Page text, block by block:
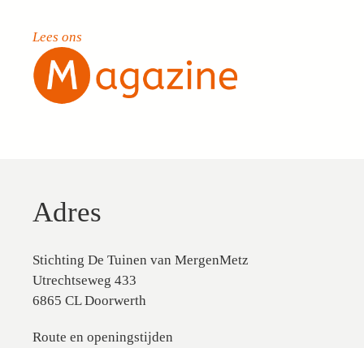
Lees ons
Adres
Stichting De Tuinen van MergenMetz
Utrechtseweg 433
6865 CL Doorwerth
Route en openingstijden